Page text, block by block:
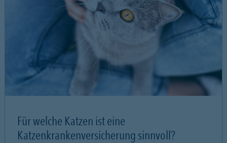
Für welche Katzen ist eine
Katzenkrankenversicherung sinnvoll?